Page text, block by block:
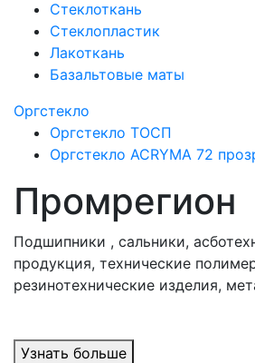
Стеклоткань
Стеклопластик
Лакоткань
Базальтовые маты
Оргстекло
Оргстекло ТОСП
Оргстекло ACRYMA 72
Промрегион
Подшипники , сальники,
продукция, технические
резинотехнические изделия,
Узнать больше